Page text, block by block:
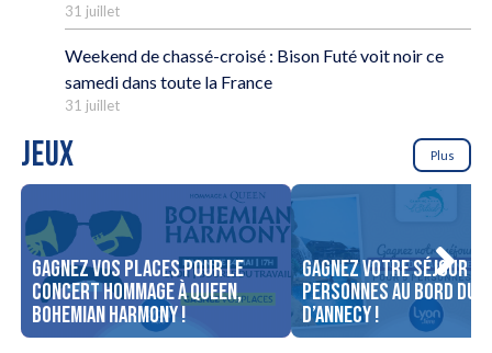
31 juillet
Weekend de chassé-croisé : Bison Futé voit noir ce
samedi dans toute la France
31 juillet
JEUX Plus
Gagnez vos places pour le
concert Hommage à Queen,
Bohemian Harmony !
Gagnez votre séjour
personnes au bord du
d’Annecy !